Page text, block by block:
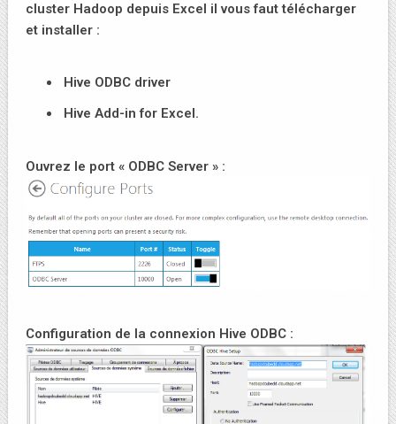
cluster Hadoop depuis Excel il vous faut télécharger
et installer :
Hive ODBC driver
Hive Add-in for Excel.
Ouvrez le port « ODBC Server » :
Configuration de la connexion Hive ODBC :